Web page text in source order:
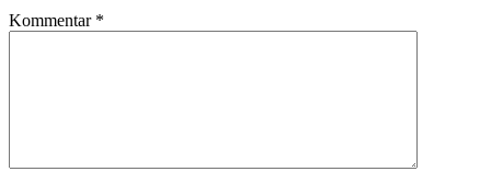
Kommentar *